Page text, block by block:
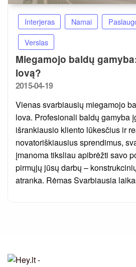
Interjeras Namai
Verslas
Miegamojo baldų
lovą?
Posted
2015-04-19
Vienas svarbiausių miegamojo
lova. Profesionali baldų gamyba
išrankiausio kliento lūkesčius ir
novatoriškiausius sprendimus,
įmanoma tiksliau apibrėžti savo
pirmųjų jūsų darbų –
atranka. Rėmas Svarbiausia